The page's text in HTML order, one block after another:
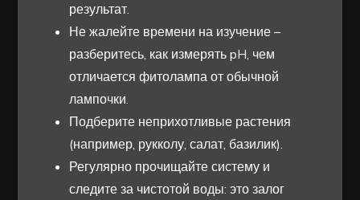
результат.
Не жалейте времени на изучение –
разберитесь, как измерять pH, чем
отличается фитолампа от обычной
лампочки.
Подберите неприхотливые растения
(например, рукколу, салат, базилик).
Регулярно прочищайте систему и
следите за чистотой воды: это залог